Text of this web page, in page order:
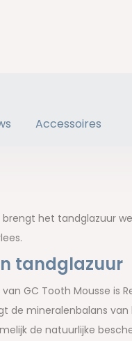
Accessoires
het tandglazuur
tandglazuur
GC Tooth Mousse is
de mineralenbalans
de natuurlijke